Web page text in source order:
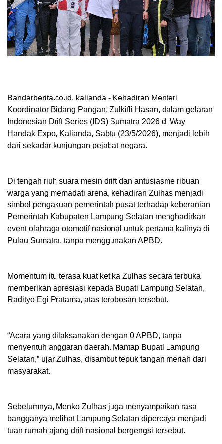
Bandarberita.co.id, kalianda - Kehadiran Menteri
Koordinator Bidang Pangan, Zulkifli Hasan, dalam gelaran
Indonesian Drift Series (IDS) Sumatra 2026 di Way
Handak Expo, Kalianda, Sabtu (23/5/2026), menjadi lebih
dari sekadar kunjungan pejabat negara.
Di tengah riuh suara mesin drift dan antusiasme ribuan
warga yang memadati arena, kehadiran Zulhas menjadi
simbol pengakuan pemerintah pusat terhadap keberanian
Pemerintah Kabupaten Lampung Selatan menghadirkan
event olahraga otomotif nasional untuk pertama kalinya di
Pulau Sumatra, tanpa menggunakan APBD.
Momentum itu terasa kuat ketika Zulhas secara terbuka
memberikan apresiasi kepada Bupati Lampung Selatan,
Radityo Egi Pratama, atas terobosan tersebut.
“Acara yang dilaksanakan dengan 0 APBD, tanpa
menyentuh anggaran daerah. Mantap Bupati Lampung
Selatan,” ujar Zulhas, disambut tepuk tangan meriah dari
masyarakat.
Sebelumnya, Menko Zulhas juga menyampaikan rasa
bangganya melihat Lampung Selatan dipercaya menjadi
tuan rumah ajang drift nasional bergengsi tersebut.